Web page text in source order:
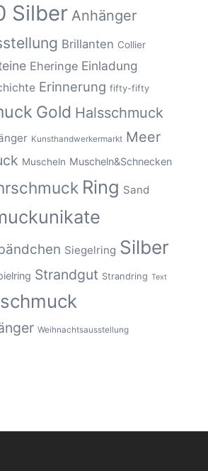
Silber Anhänger
Brillanten Collier
Eheringe Einladung
Erinnerung fifty-fifty
Gold Halsschmuck
Kunsthandwerkermarkt Meer
Muscheln Muscheln&Schnecken
Ring Sand
Siegelring Silber
Strandgut Strandring Text
Weihnachtsausstellung